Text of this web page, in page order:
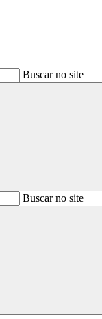
Buscar no site
BuscarBuscar no site